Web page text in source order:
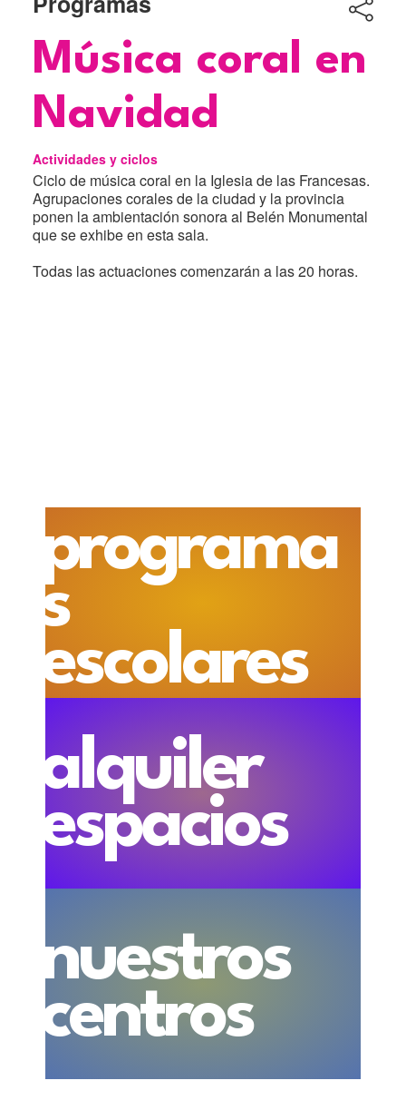
Título
Música coral en
Navidad
Actividades y ciclos
Ciclo de música coral en la Iglesia de las Francesas.
Agrupaciones corales de la ciudad y la provincia
ponen la ambientación sonora al Belén Monumental
que se exhibe en esta sala.
Todas las actuaciones comenzarán a las 20 horas.
programa
s
escolares
alquiler
espacios
nuestros
centros